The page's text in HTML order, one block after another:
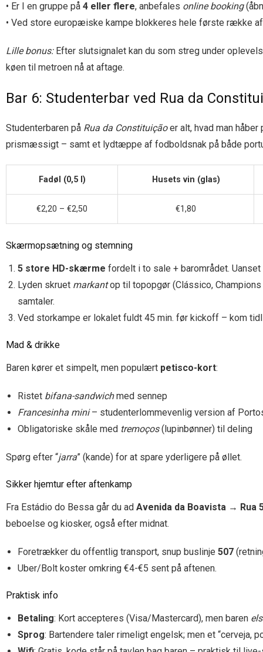
• Er I en gruppe på 4 eller flere, anbefales online booking
• Ved store europæiske kampe blokkeres hele første række
Lille bonus:Efter slutsignalet kan du som streg under
køen til metroen nå at aftage.
Bar 6: Studenterbar ved Rua da
Studenterbaren på Rua da Constituiçãoer alt, hvad man
prismæssigt – samt et lydtæppe af fodboldsnak på både
Fadøl (0,5 l) Husets vin (glas)
€2,20 – €2,50 €1,80
Skærmopsætning og stemning
5 store HD-skærme fordelt i to sale + barområdet.
Lyden skruet markantop til topopgør (Clássico,
samtaler.
Ved storkampe er lokalet fuldt 45 min. før kickoff – kom
Mad & drikke
Baren kører et simpelt, men populært petisco-kort:
Ristet bifana-sandwichmed sennep
Francesinha mini– studenterlommevenlig version af
Obligatoriske skåle med tremoços(lupinbønner) til deling
Spørg efter “jarra” (kande) for at spare yderligere på øllet.
Sikker hjemtur efter aftenkamp
Fra Estádio do Bessa går du ad Avenida da Boavista → Rua
beboelse og kiosker, også efter midnat.
Foretrækker du offentlig transport, snup buslinje 507
Uber/Bolt koster omkring €4-€5 sent på aftenen.
Praktisk info
Betaling: Kort accepteres (Visa/Mastercard), men baren
Sprog: Bartendere taler rimeligt engelsk; men et “cerveja,